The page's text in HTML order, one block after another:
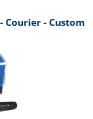
Courier - Custom